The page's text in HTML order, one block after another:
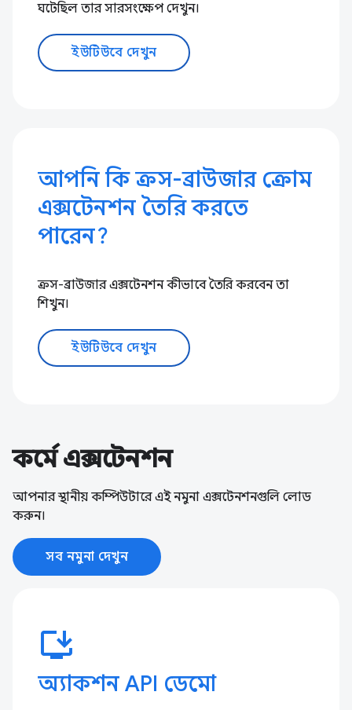
ঘটেছিল তার সারসংক্ষেপ দেখুন।
ইউটিউবে দেখুন
আপনি কি ক্রস-ব্রাউজার ক্রোম
এক্সটেনশন তৈরি করতে
পারেন?
ক্রস-ব্রাউজার এক্সটেনশন কীভাবে তৈরি করবেন তা
শিখুন।
ইউটিউবে দেখুন
কর্মে এক্সটেনশন
আপনার স্থানীয় কম্পিউটারে এই নমুনা এক্সটেনশনগুলি লোড
করুন।
সব নমুনা দেখুন
install_desktop
অ্যাকশন API ডেমো